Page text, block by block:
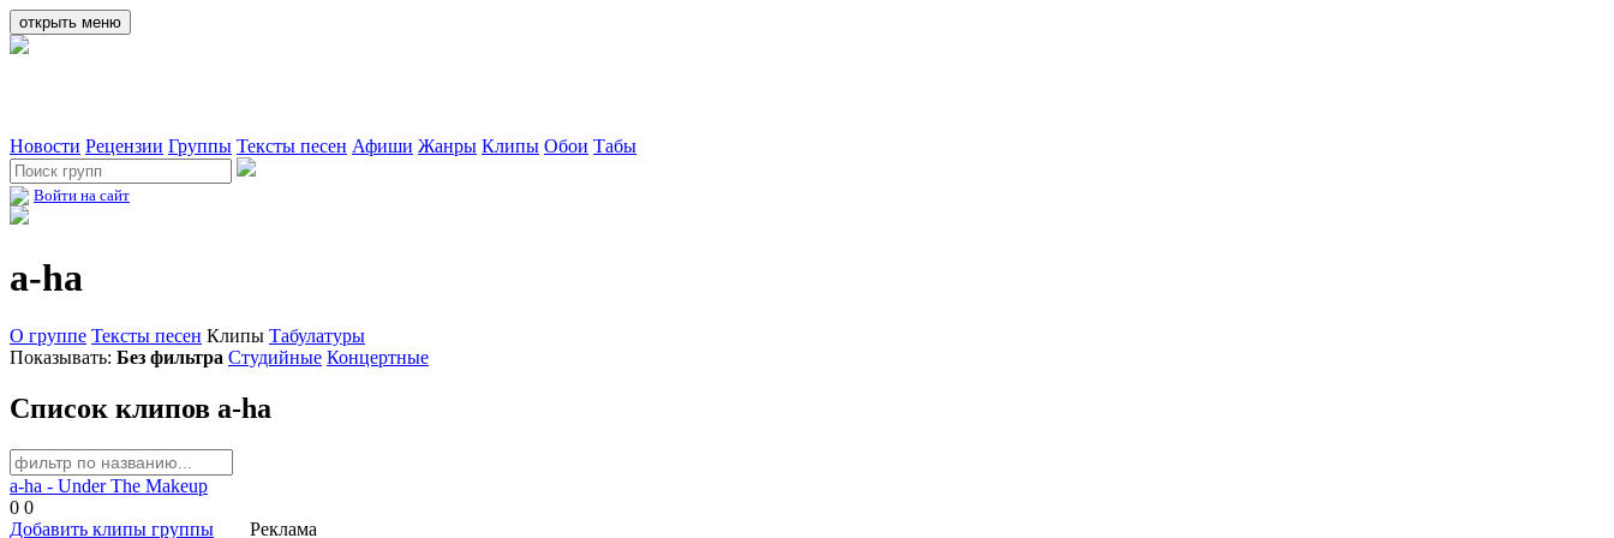
открыть меню
Новости Рецензии Группы Тексты песен Афиши Жанры Клипы Обои Табы
Войти на сайт
a-ha
О группе Тексты песен Клипы Табулатуры
Показывать: Без фильтра Студийные Концертные
Список клипов a-ha
a-ha - Under The Makeup
0 0
Добавить клипы группы
Реклама